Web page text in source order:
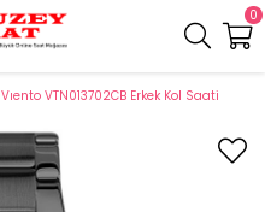
0
Vıento VTN013702CB Erkek Kol Saati